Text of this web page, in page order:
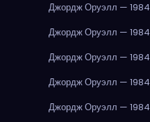
Джордж Оруэлл — 1984
Джордж Оруэлл — 1984
Джордж Оруэлл — 1984
Джордж Оруэлл — 1984
Джордж Оруэлл — 1984